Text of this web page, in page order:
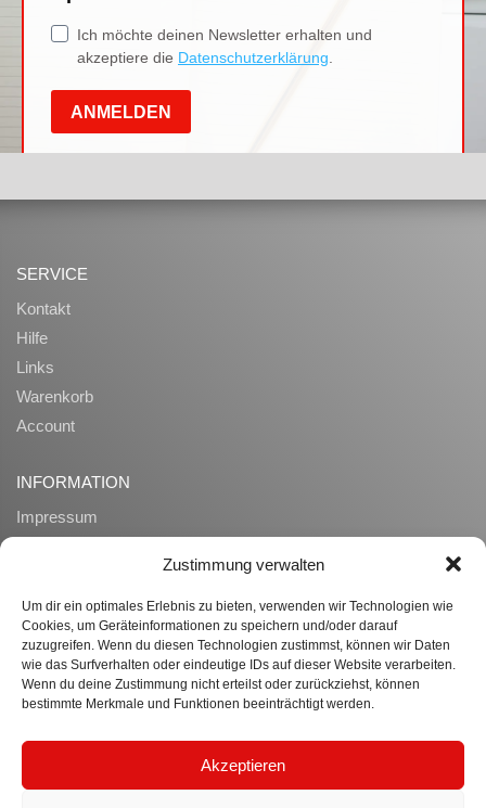
Zustimmung verwalten
Um dir ein optimales Erlebnis zu bieten, verwenden wir Technologien wie
Cookies, um Geräteinformationen zu speichern und/oder darauf
zuzugreifen. Wenn du diesen Technologien zustimmst, können wir Daten
wie das Surfverhalten oder eindeutige IDs auf dieser Website verarbeiten.
Wenn du deine Zustimmung nicht erteilst oder zurückziehst, können
bestimmte Merkmale und Funktionen beeinträchtigt werden.
Akzeptieren
SERVICE
Kontakt
Hilfe
Links
Warenkorb
Account
INFORMATION
Impressum
Zahlung und Lieferung
Widerrufsrecht
Ueber uns
B2B Anfragen